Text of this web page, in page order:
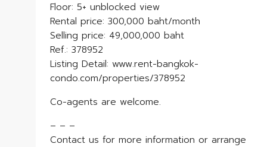
Floor: 5+ unblocked view
Rental price: 300,000 baht/month
Selling price: 49,000,000 baht
Ref.: 378952
Listing Detail: www.rent-bangkok-
condo.com/properties/378952
Co-agents are welcome.
– – –
Contact us for more information or arrange